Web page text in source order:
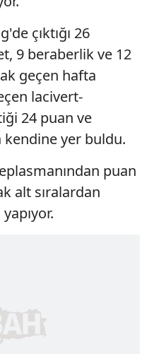
çıktığı 26
9 beraberlik ve 12
geçen hafta
lacivert-
24 puan ve
kendine yer buldu.
puan
alt sıralardan